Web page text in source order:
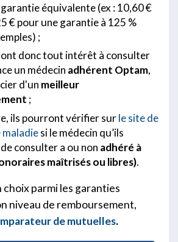
équivalente (ex : 10,60 €
€ pour une garantie à 125 %
;
ont donc tout intérêt à consulter
un médecin adhérent Optam,
d'un meilleur
;
ils pourront vérifier surle site de
maladiesi le médecin qu’ils
consulter a ou non adhéré à
maîtrisés ou libres).
choix parmi les garanties
niveau de remboursement,
de mutuelles.